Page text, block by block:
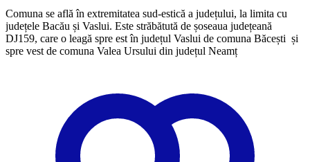
Comuna se află în extremitatea sud-estică a județului, la limita cu
județele Bacău și Vaslui. Este străbătută de șoseaua județeană
DJ159, care o leagă spre est în județul Vaslui de comuna Băcești și
spre vest de comuna Valea Ursului din județul Neamț